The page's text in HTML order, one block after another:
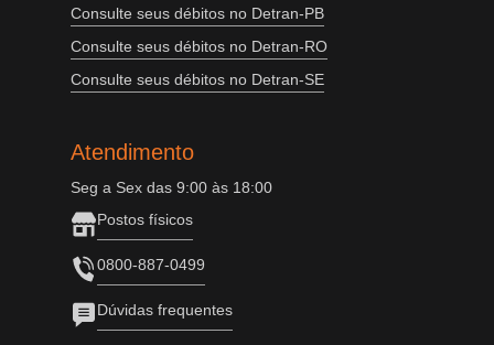
Consulte seus débitos no Detran-PB
Consulte seus débitos no Detran-RO
Consulte seus débitos no Detran-SE
Atendimento
Seg a Sex das 9:00 às 18:00
Postos físicos
0800-887-0499
Dúvidas frequentes